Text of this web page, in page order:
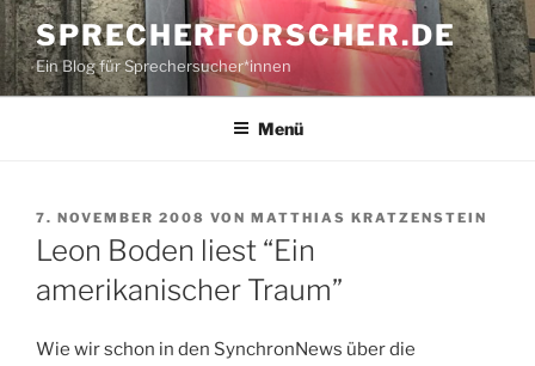
Zum
Inhalt
springen
SPRECHERFORSCHER.DE
Ein Blog für Sprechersucher*innen
Menü
VERÖFFENTLICHT
AM
7. NOVEMBER 2008 VON MATTHIAS KRATZENSTEIN
Leon Boden liest “Ein
amerikanischer Traum”
Wie wir schon in den SynchronNews über die